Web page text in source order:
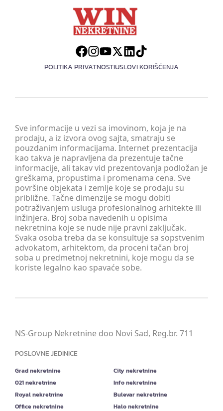
POLITIKA PRIVATNOSTIUSLOVI KORIŠĆENJA
Sve informacije u vezi sa imovinom, koja je na
prodaju, a iz izvora ovog sajta, smatraju se
pouzdanim informacijama. Internet prezentacija
kao takva je napravljena da prezentuje tačne
informacije, ali takav vid prezentovanja podložan je
greškama, propustima i promenama cena. Sve
površine objekata i zemlje koje se prodaju su
približne. Tačne dimenzije se mogu dobiti
potraživanjem usluga profesionalnog arhitekte ili
inžinjera. Broj soba navedenih u opisima
nekretnina koje se nude nije pravni zaključak.
Svaka osoba treba da se konsultuje sa sopstvenim
advokatom, arhitektom, da proceni tačan broj
soba u predmetnoj nekretnini, koje mogu da se
koriste legalno kao spavaće sobe.
NS-Group Nekretnine doo Novi Sad, Reg.br. 711
POSLOVNE JEDINICE
Grad nekretnine
City nekretnine
021 nekretnine
Info nekretnine
Royal nekretnine
Bulevar nekretnine
Office nekretnine
Halo nekretnine